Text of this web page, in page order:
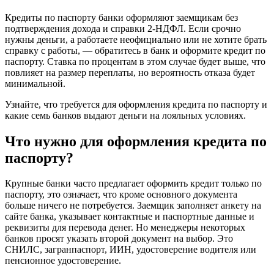
Кредиты по паспорту банки оформляют заемщикам без
подтверждения дохода и справки 2-НДФЛ. Если срочно
нужны деньги, а работаете неофициально или не хотите брать
справку с работы, — обратитесь в банк и оформите кредит по
паспорту. Ставка по процентам в этом случае будет выше, что
повлияет на размер переплаты, но вероятность отказа будет
минимальной.
Узнайте, что требуется для оформления кредита по паспорту и
какие семь банков выдают деньги на лояльных условиях.
Что нужно для оформления кредита по
паспорту?
Крупные банки часто предлагает оформить кредит только по
паспорту, это означает, что кроме основного документа
больше ничего не потребуется. Заемщик заполняет анкету на
сайте банка, указывает контактные и паспортные данные и
реквизиты для перевода денег. Но менеджеры некоторых
банков просят указать второй документ на выбор. Это
СНИЛС, загранпаспорт, ИИН, удостоверение водителя или
пенсионное удостоверение.